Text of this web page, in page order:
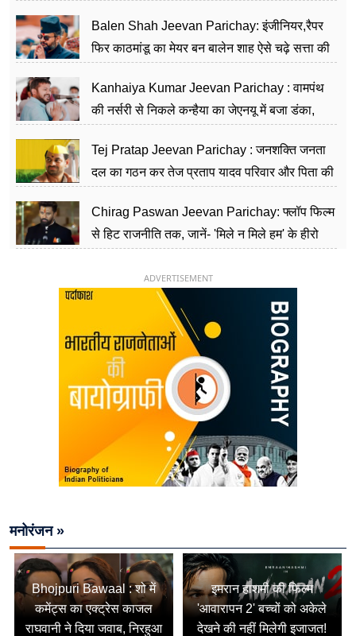
Balen Shah Jeevan Parichay: इंजीनियर,रैपर
फिर काठमांडू का मेयर बन बालेन शाह ऐसे चढ़े सत्ता की
Kanhaiya Kumar Jeevan Parichay : वामपंथ
की नर्सरी से निकले कन्हैया का जेएनयू में बजा डंका,
Tej Pratap Jeevan Parichay : जनशक्ति जनता
दल का गठन कर तेज प्रताप यादव परिवार और पिता की
Chirag Paswan Jeevan Parichay: फ्लॉप फिल्म
से हिट राजनीति तक, जानें- 'मिले न मिले हम' के हीरो
ADVERTISEMENT
मनोरंजन »
Bhojpuri Bawaal : शो में
कमेंट्स का एक्ट्रेस काजल
राघवानी ने दिया जवाब, निरहुआ
इमरान हाशमी की फिल्म
'आवारापन 2' बच्चों को अकेले
देखने की नहीं मिलेगी इजाजत!